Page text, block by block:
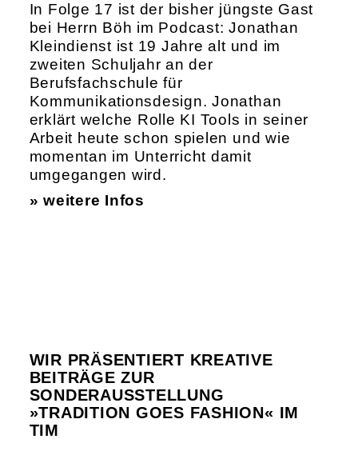
In Folge 17 ist der bisher jüngste Gast
bei Herrn Böh im Podcast: Jonathan
Kleindienst ist 19 Jahre alt und im
zweiten Schuljahr an der
Berufsfachschule für
Kommunikationsdesign. Jonathan
erklärt welche Rolle KI Tools in seiner
Arbeit heute schon spielen und wie
momentan im Unterricht damit
umgegangen wird.
» weitere Infos
WIR PRÄSENTIERT KREATIVE
BEITRÄGE ZUR
SONDERAUSSTELLUNG
»TRADITION GOES FASHION« IM
TIM